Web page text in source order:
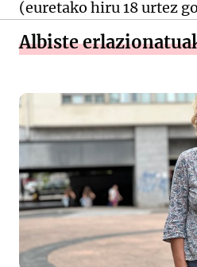
(euretako hiru 18 urtez
Albiste